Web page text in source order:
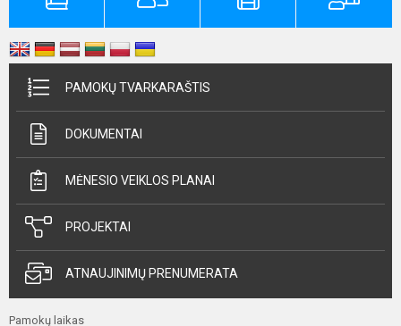
PAMOKŲ TVARKARAŠTIS
DOKUMENTAI
MĖNESIO VEIKLOS PLANAI
PROJEKTAI
ATNAUJINIMŲ PRENUMERATA
Pamokų laikas